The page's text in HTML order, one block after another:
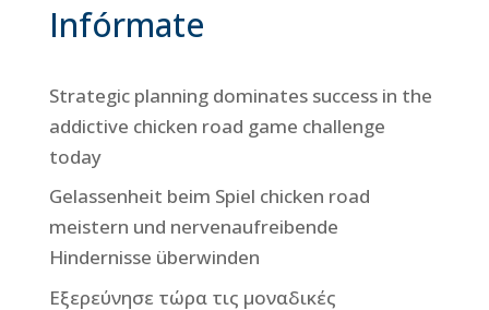
Infórmate
Strategic planning dominates success in the
addictive chicken road game challenge
today
Gelassenheit beim Spiel chicken road
meistern und nervenaufreibende
Hindernisse überwinden
Εξερεύνησε τώρα τις μοναδικές